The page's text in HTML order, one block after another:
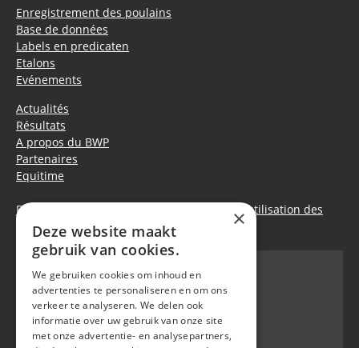
Enregistrement des poulains
Base de données
Labels en predicaten
Etalons
Evénements
Actualités
Résultats
A propos du BWP
Partenaires
Equitime
Déclaration de confidentialité
Politique d’utilisation des
cookies
BWP
Waversebaan 99
B-3050 OUD-HEVERLEE
×
Deze website maakt
gebruik van cookies.
We gebruiken cookies om inhoud en
advertenties te personaliseren en om ons
verkeer te analyseren. We delen ook
informatie over uw gebruik van onze site
met onze advertentie- en analysepartners,